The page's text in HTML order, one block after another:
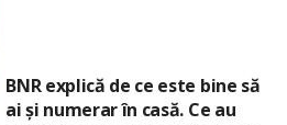
BNR explică de ce este bine să
ai și numerar în casă. Ce au